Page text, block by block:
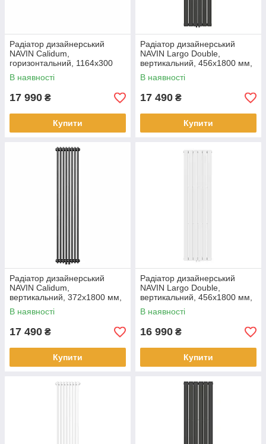
Радіатор дизайнерський
NAVIN Calidum,
горизонтальний, 1164x300
мм, 812 Вт, нижнє
підключення 50 мм, білий
В наявності
17 990 ₴
Купити
Радіатор дизайнерський
NAVIN Largo Double,
вертикальний, 456x1800 мм,
1386 Вт, нижнє підключення
50 мм, чорний муар
В наявності
17 490 ₴
Купити
Радіатор дизайнерський
NAVIN Calidum,
вертикальний, 372x1800 мм,
1326 Вт, нижнє підключення
50 мм, чорний муар
В наявності
17 490 ₴
Купити
Радіатор дизайнерський
NAVIN Largo Double,
вертикальний, 456x1800 мм,
1386 Вт, нижнє підключення
50 мм, білий
В наявності
16 990 ₴
Купити